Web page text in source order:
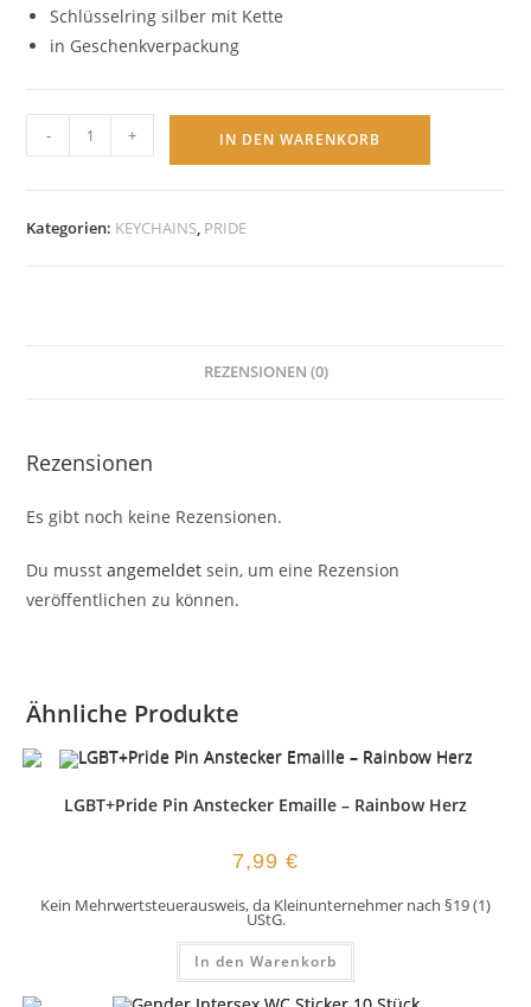
Schlüsselring silber mit Kette
in Geschenkverpackung
Schlüsselanhänger
"Rainbow
- + IN DEN WARENKORB
Kategorien: KEYCHAINS, PRIDE
REZENSIONEN (0)
Rezensionen
Es gibt noch keine Rezensionen.
Du musstangemeldet sein, um eine Rezension
veröffentlichen zu können.
Ähnliche Produkte
LGBT+Pride Pin Anstecker Emaille – Rainbow Herz
7,99 €
Kein Mehrwertsteuerausweis, da Kleinunternehmer nach §19 (1)
UStG.
In den Warenkorb